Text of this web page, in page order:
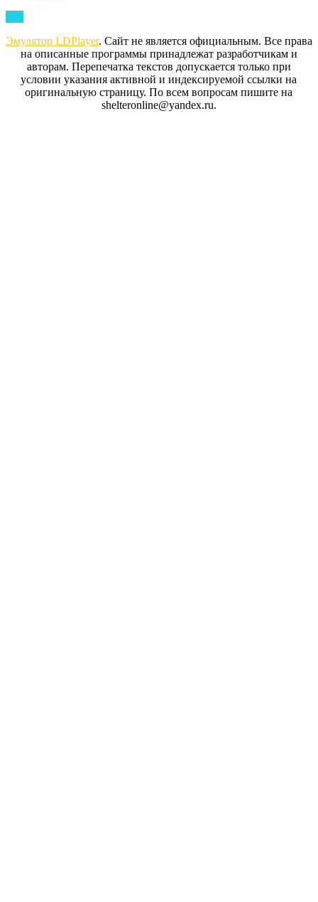
Top
Эмулятор LDPlayer. Сайт не является официальным. Все права
на описанные программы принадлежат разработчикам и
авторам. Перепечатка текстов допускается только при
условии указания активной и индексируемой ссылки на
оригинальную страницу. По всем вопросам пишите на
shelteronline@yandex.ru.